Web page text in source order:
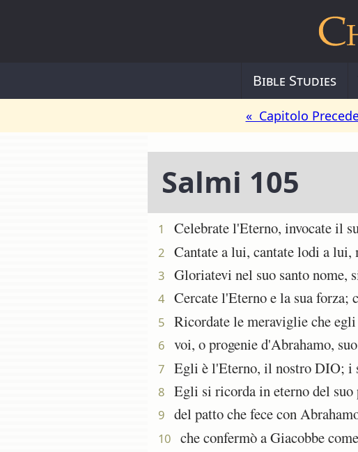
Bible Studies
« Capitolo
Salmi 105
1 Celebrate l'Eterno, invocate il
2 Cantate a lui, cantate lodi a lui,
3 Gloriatevi nel suo santo nome,
4 Cercate l'Eterno e la sua forza;
5 Ricordate le meraviglie che
6 voi, o progenie d'Abrahamo,
7 Egli è l'Eterno, il nostro DIO; i
8 Egli si ricorda in eterno del
9 del patto che fece con
10 che confermò a Giacobbe